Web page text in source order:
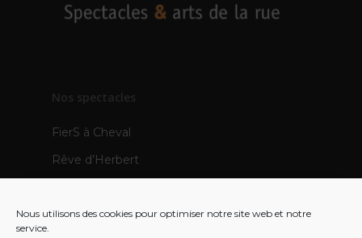
Nous utilisons des cookies pour optimiser notre site web et notre
service.
Nos spectacles
FierS à Cheval
Rêve d’Herbert
Les Pops